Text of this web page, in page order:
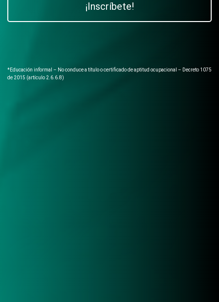
¡Inscríbete!
*Educación informal – No conduce a título o certificado de aptitud ocupacional – Decreto 1075
de 2015 (artículo 2.6.6.8)